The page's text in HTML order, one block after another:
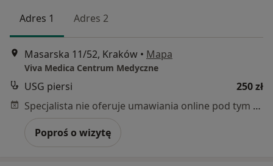
Adres 1 Adres 2
Masarska 11/52, Kraków • Mapa
Viva Medica Centrum Medyczne
USG piersi
250 zł
Specjalista nie oferuje umawiania online pod tym adresem.
Poproś o wizytę